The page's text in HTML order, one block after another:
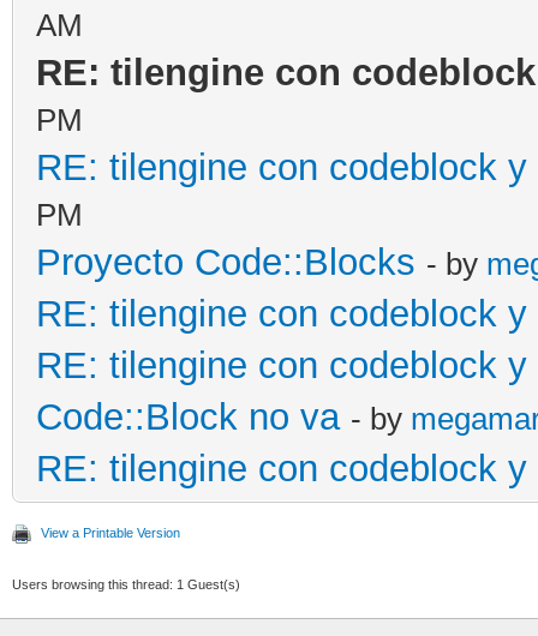
AM
RE: tilengine con
PM
RE: tilengine con codeblock y
PM
Proyecto Code::Blocks - by
RE: tilengine con codeblock y
RE: tilengine con codeblock y
Code::Block no va - by
RE: tilengine con codeblock y
View a Printable Version
Users browsing this thread: 1 Guest(s)